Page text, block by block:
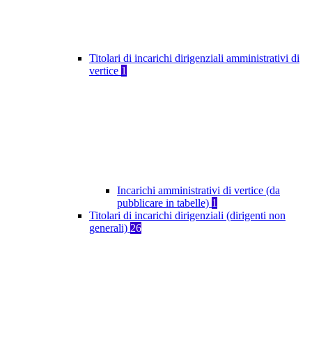
Titolari di incarichi dirigenziali amministrativi di
vertice 1
Incarichi amministrativi di vertice (da
pubblicare in tabelle) 1
Titolari di incarichi dirigenziali (dirigenti non
generali) 26